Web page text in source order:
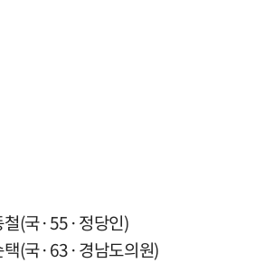
(국·55·정당인)
(국·63·경남도의원)